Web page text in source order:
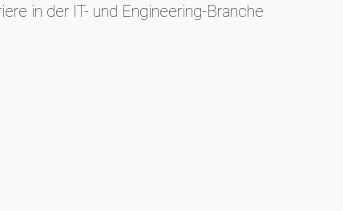
in der IT- und Engineering-Branche